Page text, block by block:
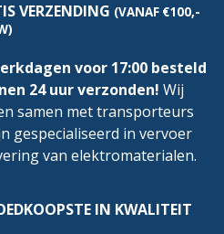
VERZENDING (VANAF €100,-
voor 17:00 besteld
24 uur verzonden! Wij
samen met transporteurs
gespecialiseerd in vervoer
van elektromaterialen.
IN KWALITEIT